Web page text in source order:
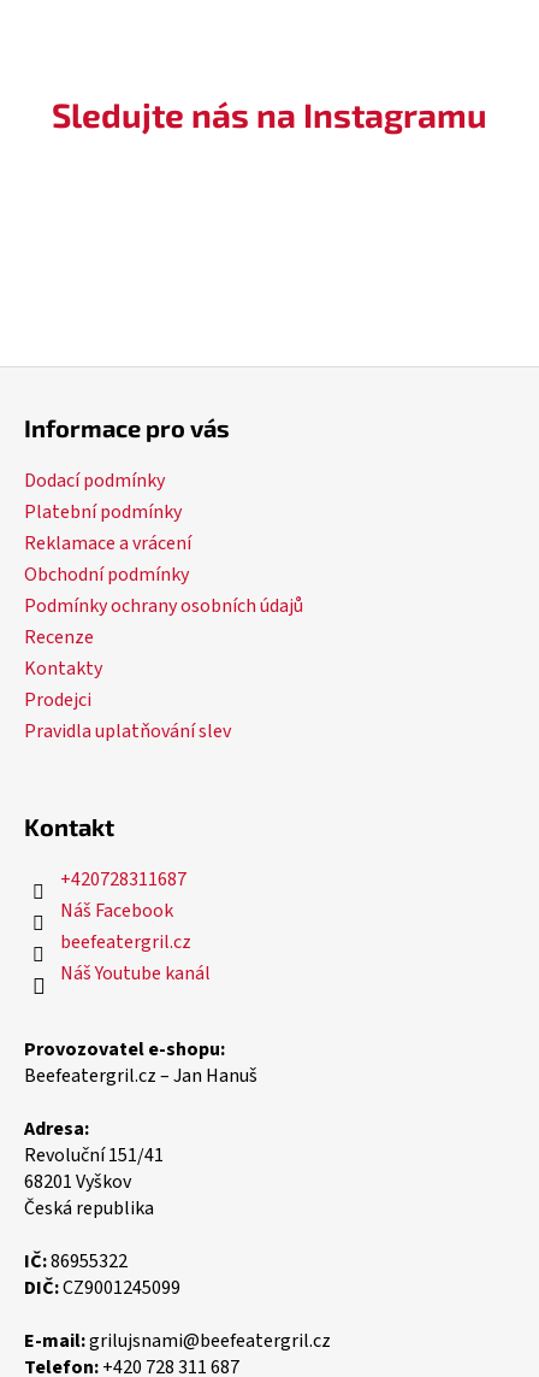
Sledujte nás na Instagramu
Informace pro vás
Dodací podmínky
Platební podmínky
Reklamace a vrácení
Obchodní podmínky
Podmínky ochrany osobních údajů
Recenze
Kontakty
Prodejci
Pravidla uplatňování slev
Kontakt
+420728311687
Náš Facebook
beefeatergril.cz
Náš Youtube kanál
Provozovatel e-shopu:
Beefeatergril.cz – Jan Hanuš
Adresa:
Revoluční 151/41
68201 Vyškov
Česká republika
IČ:86955322
DIČ:CZ9001245099
E-mail:grilujsnami@beefeatergril.cz
Telefon:+420 728 311 687